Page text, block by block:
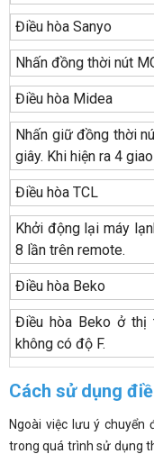
Điều hòa Sanyo
Nhấn đồng thời nút
Điều hòa Midea
Nhấn giữ đồng thời
giây. Khi hiện ra 4
Điều hòa TCL
Khởi động lại máy
8 lần trên remote.
Điều hòa Beko
Điều hòa Beko ở thị
không có độ F.
Cách sử dụng
Ngoài việc lưu ý chuyển
trong quá trình sử dụng